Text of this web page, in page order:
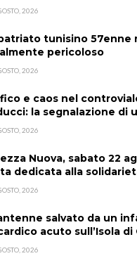
2026
tunisino 57enne
pericoloso
2026
e caos nel
la segnalazione di
2026
Nuova, sabato 22
dedicata alla
2026
salvato da un
acuto sull’Isola di
2026